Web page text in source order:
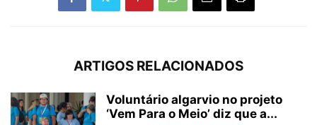
ARTIGOS RELACIONADOS
Voluntário algarvio no projeto
‘Vem Para o Meio’ diz que a...